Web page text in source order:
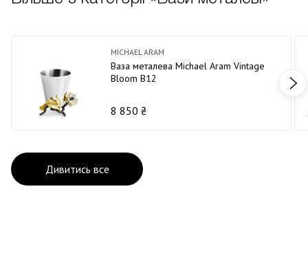
MICHAEL ARAM
Ваза металева Michael Aram Vintage
Bloom В12
8 850 ₴
Дивитись все